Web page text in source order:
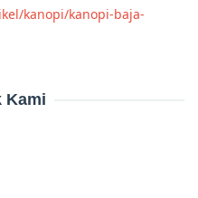
kanopi/kanopi-baja-
Kami